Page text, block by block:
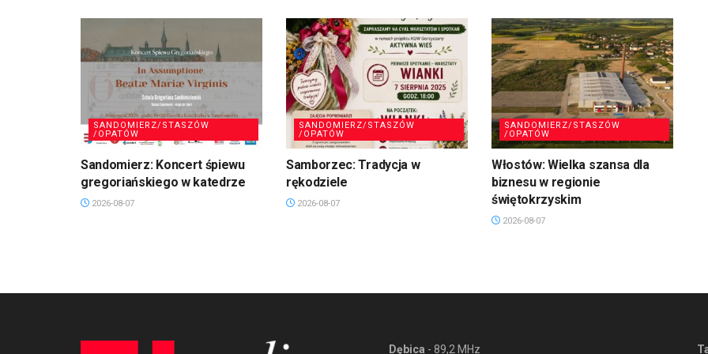
SANDOMIERZ/STASZÓW
/OPATÓW
Sandomierz: Koncert śpiewu
gregoriańskiego w katedrze
2026-08-07
SANDOMIERZ/STASZÓW
/OPATÓW
Samborzec: Tradycja w
rękodziele
2026-08-07
SANDOMIERZ/STASZÓW
/OPATÓW
Włostów: Wielka szansa dla
biznesu w regionie
świętokrzyskim
2026-08-07
Dębica - 89,2 MHz